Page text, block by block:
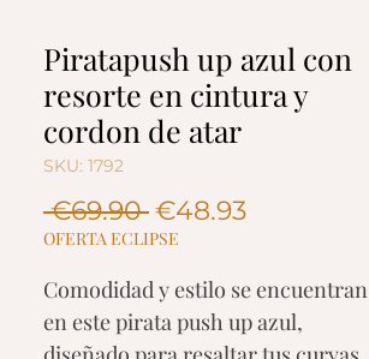
Piratapush up azul con
resorte en cintura y
cordon de atar
SKU: 1792
€69.90 Regular
Price
€48.93Sale
OFERTA ECLIPSE
Comodidad y estilo se encuentran
en este pirata push up azul,